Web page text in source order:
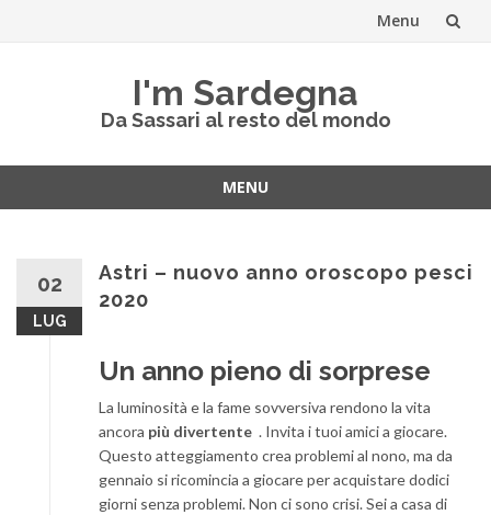
Menu
I'm Sardegna
Da Sassari al resto del mondo
MENU
02
LUG
Astri – nuovo anno oroscopo pesci
2020
Un anno pieno di sorprese
La luminosità e la fame sovversiva rendono la vita
ancora più divertente . Invita i tuoi amici a giocare.
Questo atteggiamento crea problemi al nono, ma da
gennaio si ricomincia a giocare per acquistare dodici
giorni senza problemi. Non ci sono crisi. Sei a casa di